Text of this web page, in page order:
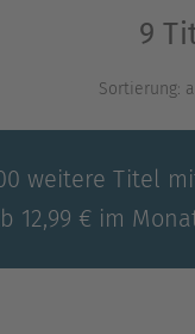
9
Sortierung:
weitere Titel
12,99 € im